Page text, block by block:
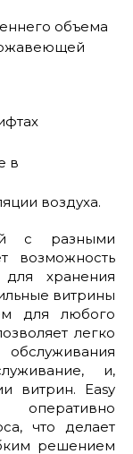
объема
в
воздуха.
с разными
возможность
хранения
витрины
для любого
легко
и,
витрин. Easy
что делает
решением